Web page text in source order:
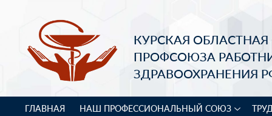
КУРСКАЯ
ПРОФСОЮЗА
ЗДРАВООХРАНЕНИЯ
ГЛАВНАЯ НАШ ПРОФЕССИОНАЛЬНЫЙ СОЮЗ